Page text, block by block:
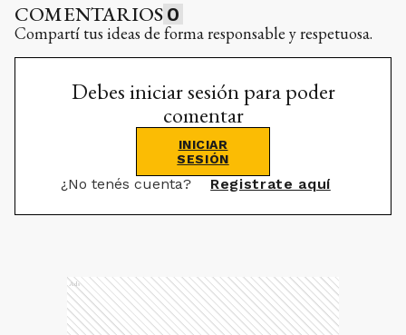
COMENTARIOS 0
Compartí tus ideas de forma responsable y respetuosa.
Debes iniciar sesión para poder
comentar
INICIAR
SESIÓN
¿No tenés cuenta? Registrate aquí
Ads